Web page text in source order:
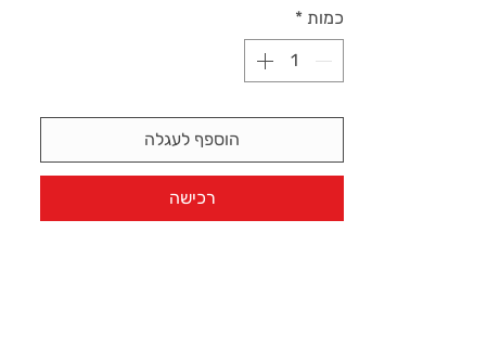
כמות *
הוספף לעגלה
רכישה